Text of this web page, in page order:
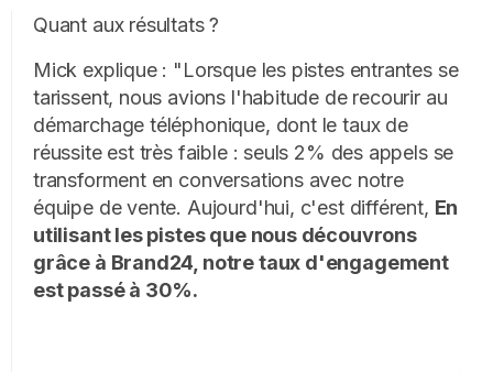
Quant aux résultats ?
Mick explique : "Lorsque les pistes entrantes se
tarissent, nous avions l'habitude de recourir au
démarchage téléphonique, dont le taux de
réussite est très faible : seuls 2% des appels se
transforment en conversations avec notre
équipe de vente. Aujourd'hui, c'est différent, En
utilisant les pistes que nous découvrons
grâce à Brand24, notre taux d'engagement
est passé à 30%.